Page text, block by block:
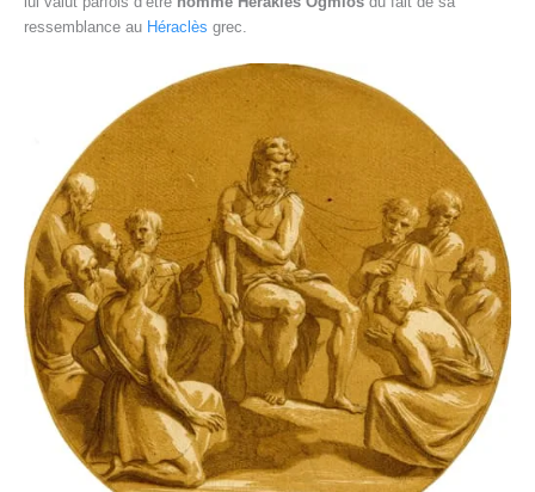
ressemblance au Héraclès grec.